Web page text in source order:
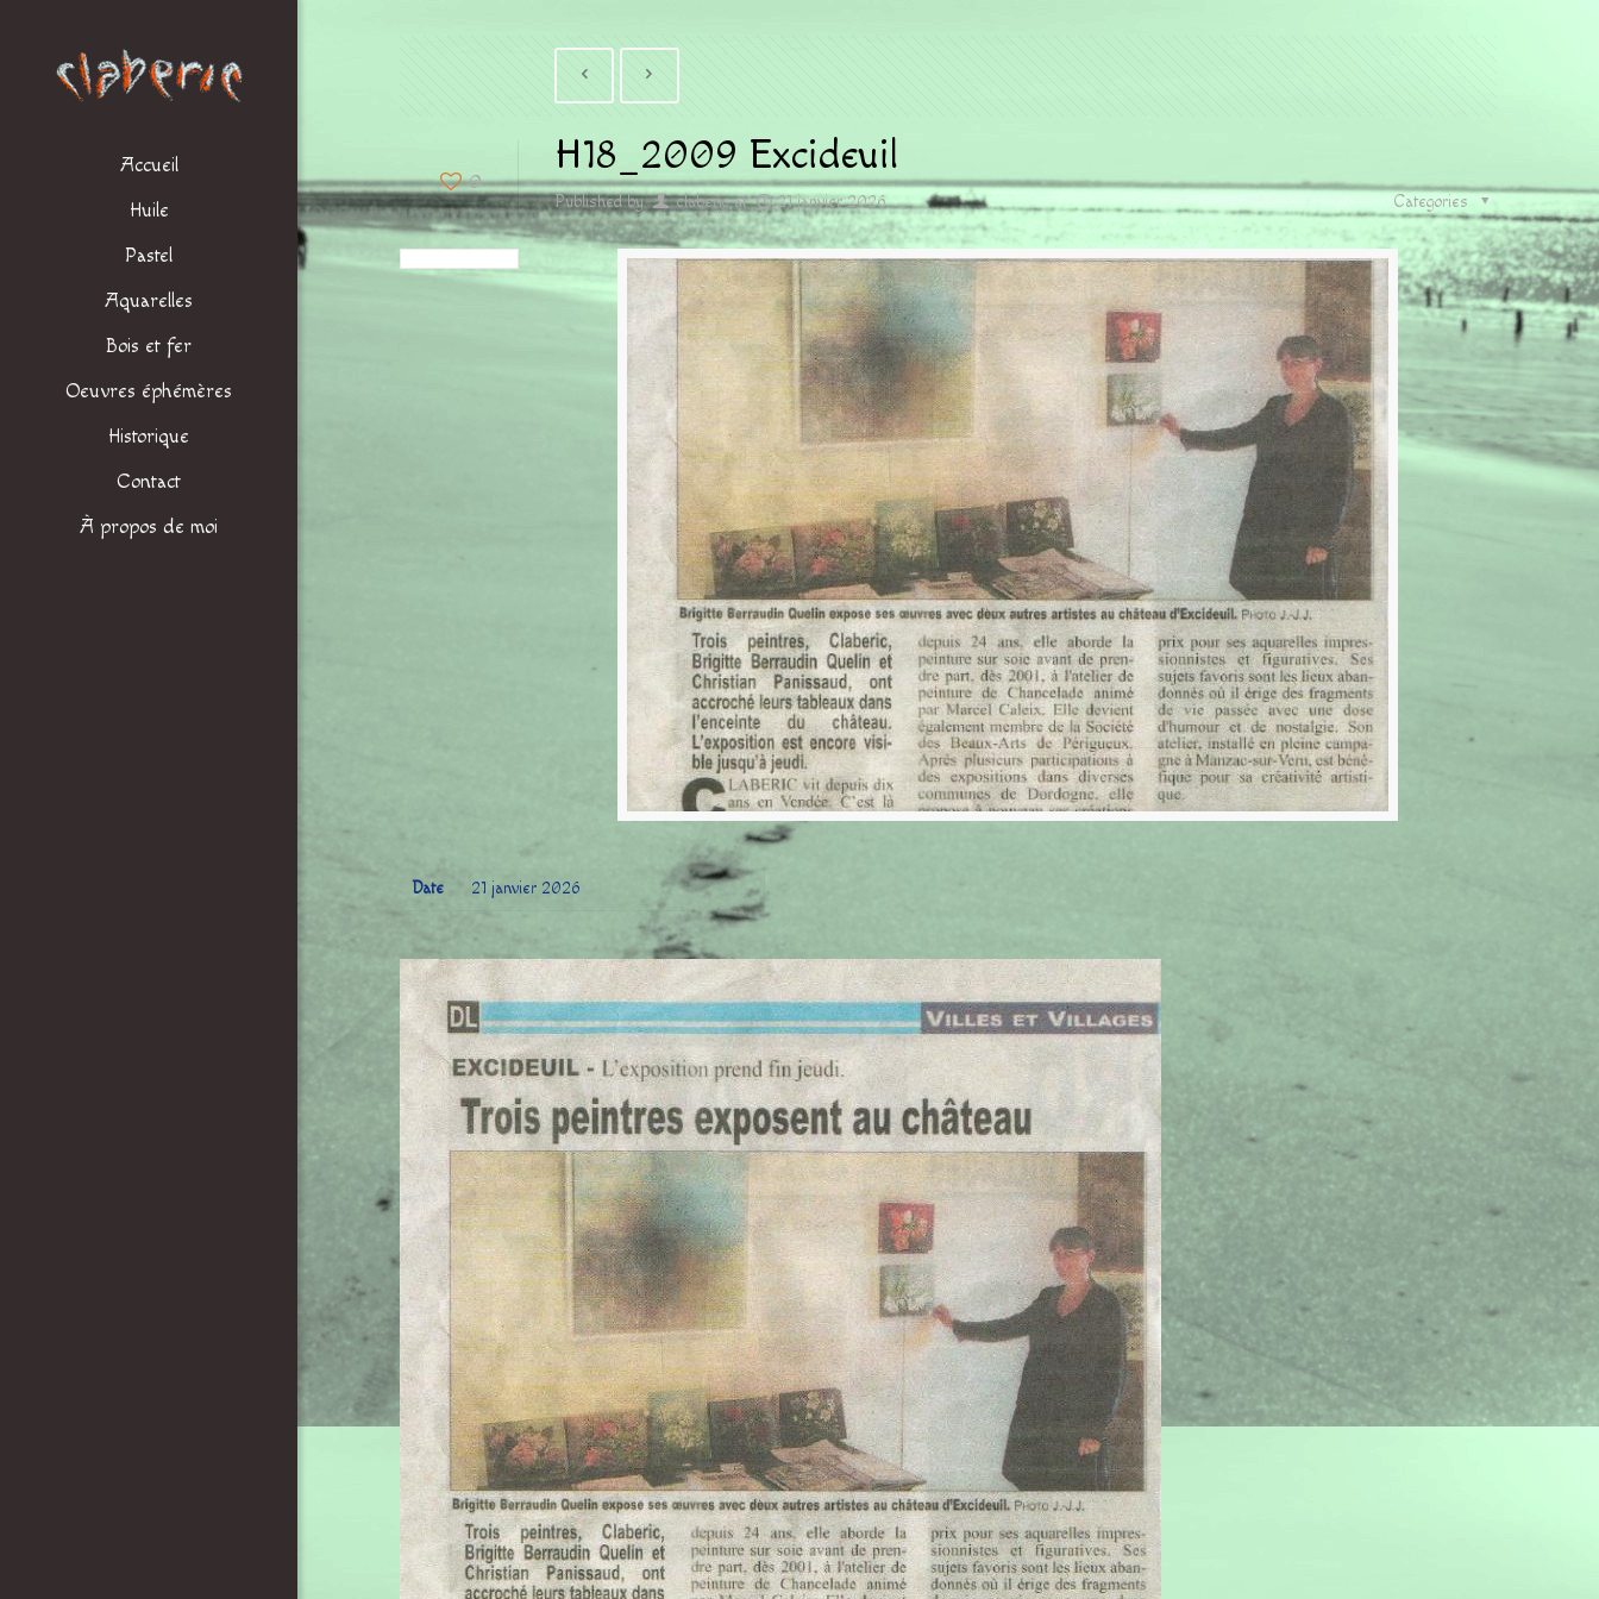
Accueil
Huile
Pastel
Aquarelles
Bois et fer
Oeuvres éphémères
Historique
Contact
À propos de moi
0
H18_2009 Excideuil
Published by claberic at 21 janvier 2026 Categories
Date 21 janvier 2026